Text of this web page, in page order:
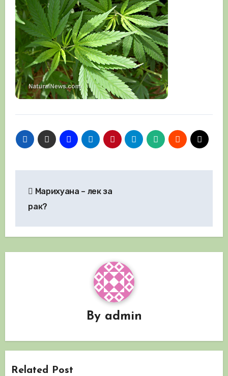
Марихуана – лек за
рак?
By admin
Related Post